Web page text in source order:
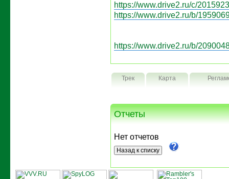
https://www.drive2.ru/c/
https://www.drive2.ru/b/
https://www.drive2.ru/b/
Трек Карта
Отчеты
Нет отчетов